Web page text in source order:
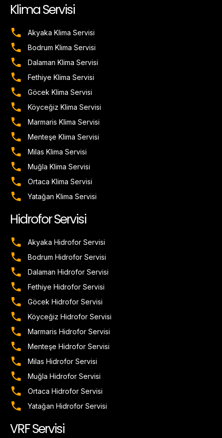
Klima Servisi
Akyaka Klima Servisi
Bodrum Klima Servisi
Dalaman Klima Servisi
Fethiye Klima Servisi
Göcek Klima Servisi
Köyceğiz Klima Servisi
Marmaris Klima Servisi
Menteşe Klima Servisi
Milas Klima Servisi
Muğla Klima Servisi
Ortaca Klima Servisi
Yatağan Klima Servisi
Hidrofor Servisi
Akyaka Hidrofor Servisi
Bodrum Hidrofor Servisi
Dalaman Hidrofor Servisi
Fethiye Hidrofor Servisi
Göcek Hidrofor Servisi
Köyceğiz Hidrofor Servisi
Marmaris Hidrofor Servisi
Menteşe Hidrofor Servisi
Milas Hidrofor Servisi
Muğla Hidrofor Servisi
Ortaca Hidrofor Servisi
Yatağan Hidrofor Servisi
VRF Servisi